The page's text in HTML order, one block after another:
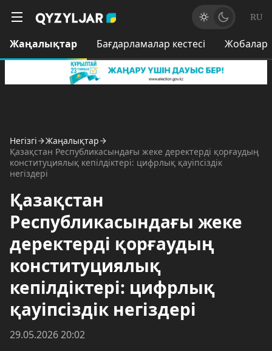
RU
Жаңалықтар Бағдарламалар кестесі Жобалар
Негізгі
Жаңалықтар
Қазақстан Республикасындағы жеке деректерді қорғаудың
конституциялық кепілдіктері: цифрлық қауіпсіздік
негіздері
Қазақстан
Республикасындағы жеке
деректерді қорғаудың
конституциялық
кепілдіктері: цифрлық
қауіпсіздік негіздері
29.05.2026 20:02